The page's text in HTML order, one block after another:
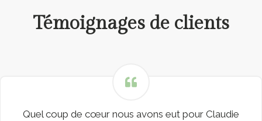
Témoignages de clients
Rencontrer au salon du mariage au puy du fou